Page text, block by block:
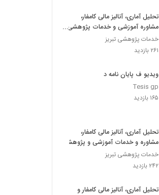
تحلیل آماری، آنالیز مالی کامفار،
مشاوره آموزشی و خدمات پژوهشی
دکتر شهنوازی
خدمات پژوهشی تبریز
۲۶۱ بازدید
ویدیو ف پایان نامه د
Tesis gp
۱۶۵ بازدید
تحلیل آماری، آنالیز مالی کامفار،
مشاوره و خدمات آموزشی و پژوهشی
خدمات پژوهشی تبریز
۲۴۲ بازدید
تحلیل آماری، آنالیز مالی کامفار و